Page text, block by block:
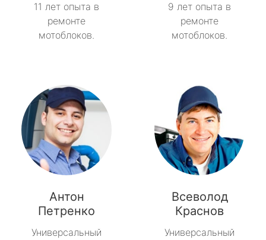
11 лет опыта в
ремонте
мотоблоков.
9 лет опыта в
ремонте
мотоблоков.
Антон
Петренко
Универсальный
Всеволод
Краснов
Универсальный